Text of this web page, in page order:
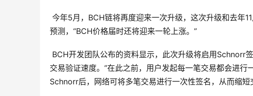
今年5月，BCH链将再度迎来一次升级，这次升级和去年
预测，“BCH价格届时还将迎来一轮上涨。”
BCH开发团队公布的资料显示，此次升级将启用Schnorr
交易验证速度。”在此之前，用户发起每一笔交易都会进
Schnorr后，网络可将多笔交易进行一次性签名，从而缩短